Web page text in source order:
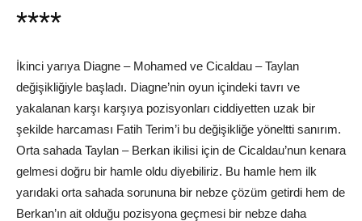
****
İkinci yarıya Diagne – Mohamed ve Cicaldau – Taylan
değişikliğiyle başladı. Diagne’nin oyun içindeki tavrı ve
yakalanan karşı karşıya pozisyonları ciddiyetten uzak bir
şekilde harcaması Fatih Terim’i bu değişikliğe yöneltti sanırım.
Orta sahada Taylan – Berkan ikilisi için de Cicaldau’nun kenara
gelmesi doğru bir hamle oldu diyebiliriz. Bu hamle hem ilk
yarıdaki orta sahada sorununa bir nebze çözüm getirdi hem de
Berkan’ın ait olduğu pozisyona geçmesi bir nebze daha